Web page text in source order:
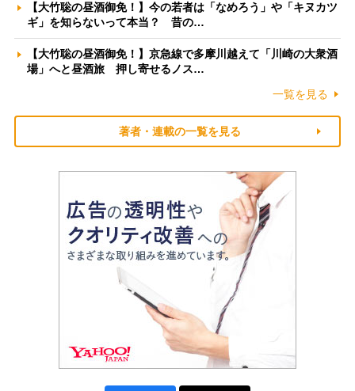
【大竹聡の昼酒御免！】今の若者は「なめろう」や「キヌカツ
ギ」を知らないって本当？ 昔の…
【大竹聡の昼酒御免！】京急線で多摩川越えて「川崎の大衆酒
場」へと昼酒旅 押し寄せるノス…
一覧を見る
著者・連載の一覧を見る